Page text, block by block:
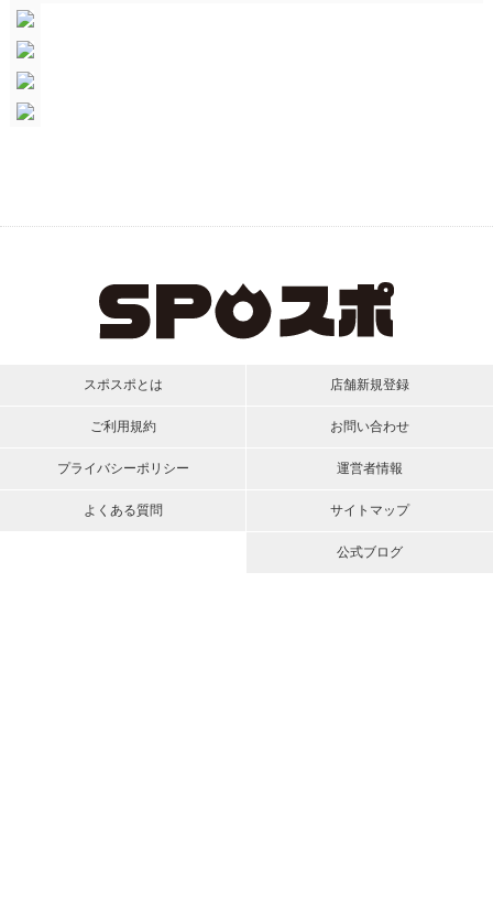
スポスポとは
ご利用規約
プライバシーポリシー
よくある質問
店舗新規登録
お問い合わせ
運営者情報
サイトマップ
公式ブログ